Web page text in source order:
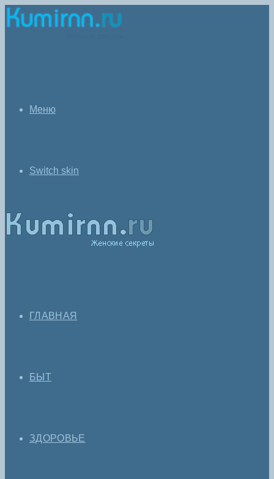
Меню
Switch skin
ГЛАВНАЯ
БЫТ
ЗДОРОВЬЕ